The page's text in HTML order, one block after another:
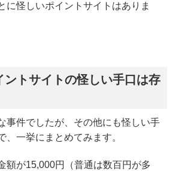
に怪しいポイントサイトはありま
ントサイトの怪しい手口は存
事件でしたが、その他にも怪しい手
、一挙にまとめてみます。
額が15,000円（普通は数百円が多